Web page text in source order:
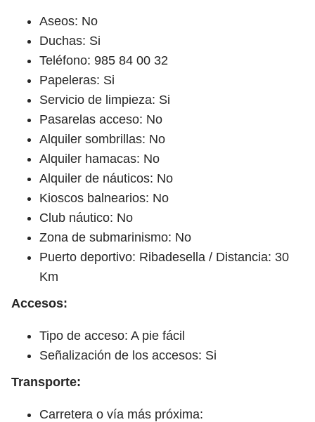
Aseos: No
Duchas: Si
Teléfono: 985 84 00 32
Papeleras: Si
Servicio de limpieza: Si
Pasarelas acceso: No
Alquiler sombrillas: No
Alquiler hamacas: No
Alquiler de náuticos: No
Kioscos balnearios: No
Club náutico: No
Zona de submarinismo: No
Puerto deportivo: Ribadesella / Distancia: 30
Km
Accesos:
Tipo de acceso: A pie fácil
Señalización de los accesos: Si
Transporte:
Carretera o vía más próxima: